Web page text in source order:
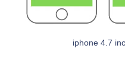
iphone 4.7